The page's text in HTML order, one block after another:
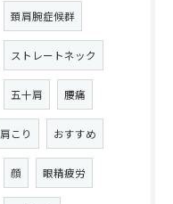
頚肩腕症候群
ストレートネック
五十肩 腰痛
肩こり おすすめ
顔 眼精疲労